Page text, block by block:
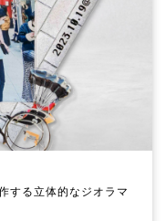
する立体的なジオラマ